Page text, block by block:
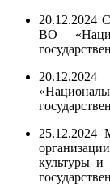
20.12.2024
ВО
25.12.2024
культуры